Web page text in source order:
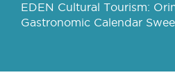
EDEN Cultural Tourism:
Gastronomic Calendar